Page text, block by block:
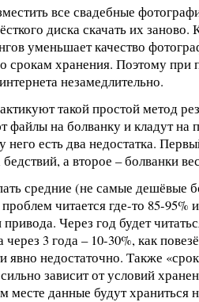
все свадебные
диска скачать их
уменьшает качество
срокам хранения. Поэтому при
незамедлительно.
такой простой метод
файлы на болванку и кладут на
есть два недостатка.
а второе – болванки
средние (не самые дешёвые
читается где-то 85-95%
Через год будет
через 3 года – 10-30%, как
явно недостаточно. Также
зависит от условий
месте данные будут храниться